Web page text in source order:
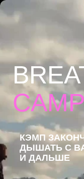
CAMP
КЭМП ЗАКОНЧИЛСЯ.
ДЫШАТЬ С
И ДАЛЬШЕ